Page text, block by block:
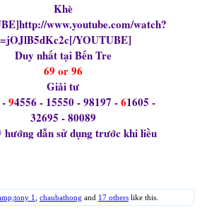
Khè
www.youtube.com/watch?
YOUTUBE]
Duy nhất tại Bến Tre
69 or 96
Giải tư
94556 - 15550 - 98197 -61605 -
32695 - 80089
dẫn sử dụng trước khi liều
1 chaubathong and 17 others like this.